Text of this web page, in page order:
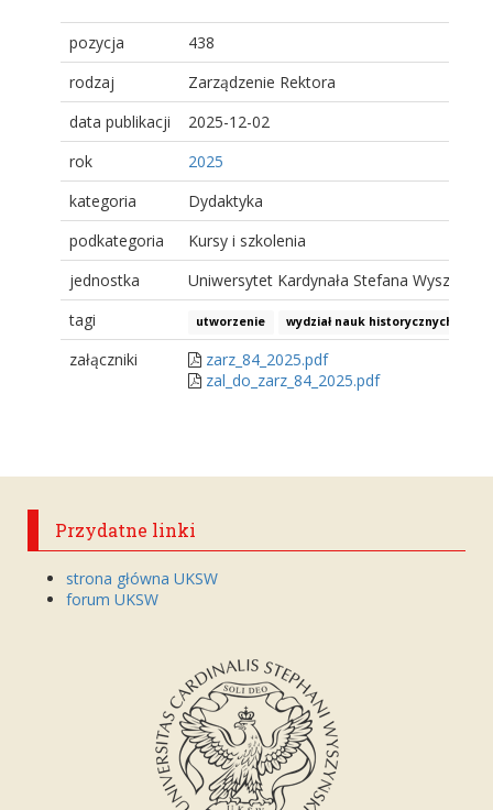
pozycja
438
rodzaj
Zarządzenie Rektora
data publikacji
2025-12-02
rok
2025
kategoria
Dydaktyka
podkategoria
Kursy i szkolenia
jednostka
Uniwersytet Kardynała Stefana
tagi
utworzenie wydział nauk historycznych
załączniki
zarz_84_2025.pdf
zal_do_zarz_84_2025.pdf
Przydatne linki
strona główna UKSW
forum UKSW